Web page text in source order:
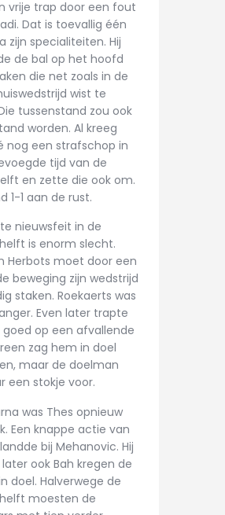
vrije trap door een fout
Dat is toevallig één
zijn specialiteiten. Hij
de bal op het hoofd
die net zoals in de
wist te
tussenstand zou ook
worden. Al kreeg
nog een strafschop in
tijd van de
en zette die ook om.
1-1 aan de rust.
nieuwsfeit in de
is enorm slecht.
Herbots moet door een
beweging zijn wedstrijd
staken. Roekaerts was
Even later trapte
goed op een afvallende
zag hem in doel
maar de doelman
een stokje voor.
was Thes opnieuw
Een knappe actie van
bij Mehanovic. Hij
ook Bah kregen de
doel. Halverwege de
moesten de